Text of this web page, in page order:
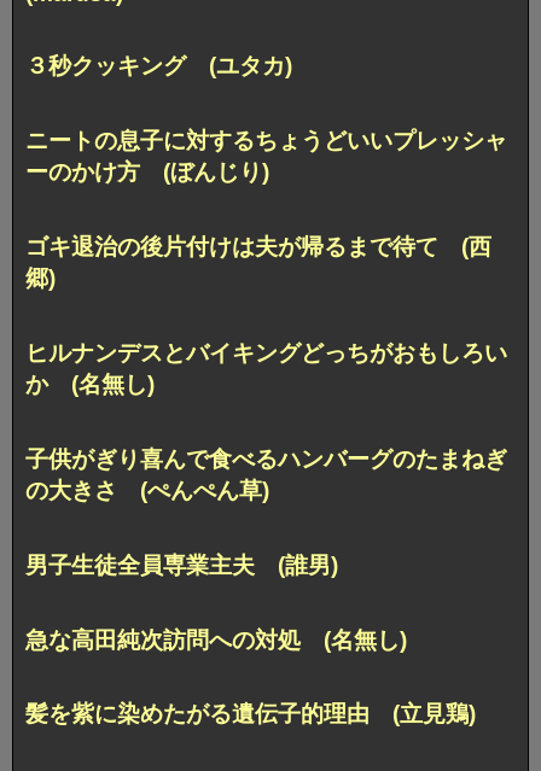
３秒クッキング (ユタカ)
ニートの息子に対するちょうどいいプレッシャ
ーのかけ方 (ぼんじり)
ゴキ退治の後片付けは夫が帰るまで待て (西
郷)
ヒルナンデスとバイキングどっちがおもしろい
か (名無し)
子供がぎり喜んで食べるハンバーグのたまねぎ
の大きさ (ぺんぺん草)
男子生徒全員専業主夫 (誰男)
急な高田純次訪問への対処 (名無し)
髪を紫に染めたがる遺伝子的理由 (立見鶏)